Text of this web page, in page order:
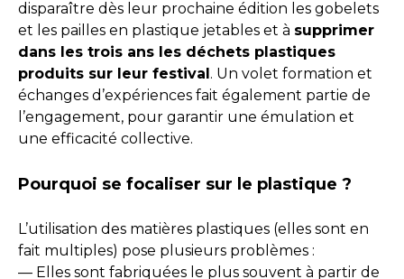
disparaître dès leur prochaine édition les gobelets
et les pailles en plastique jetables et à supprimer
dans les trois ans les déchets plastiques
produits sur leur festival. Un volet formation et
échanges d’expériences fait également partie de
l’engagement, pour garantir une émulation et
une efficacité collective.
Pourquoi se focaliser sur le plastique ?
L’utilisation des matières plastiques (elles sont en
fait multiples) pose plusieurs problèmes :
— Elles sont fabriquées le plus souvent à partir de